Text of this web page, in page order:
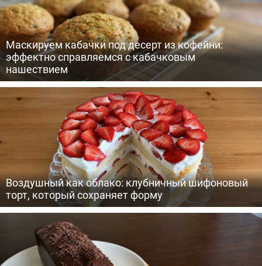
Маскируем кабачки под десерт из кофейни:
эффектно справляемся с кабачковым
нашествием
Воздушный как облако: клубничный шифоновый
торт, который сохраняет форму